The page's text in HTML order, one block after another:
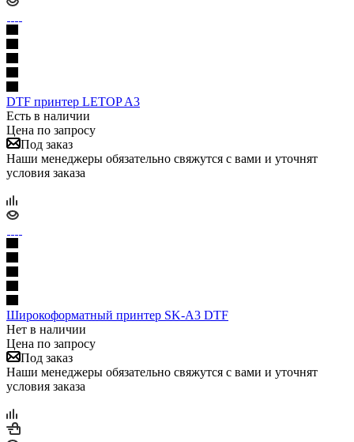
DTF принтер LETOP A3
Есть в наличии
Цена по запросу
Под заказ
Наши менеджеры обязательно свяжутся с вами и уточнят
условия заказа
Широкоформатный принтер SK-A3 DTF
Нет в наличии
Цена по запросу
Под заказ
Наши менеджеры обязательно свяжутся с вами и уточнят
условия заказа